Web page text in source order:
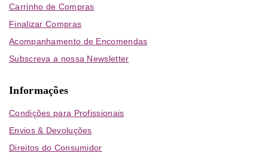
Carrinho de Compras
Finalizar Compras
Acompanhamento de Encomendas
Subscreva a nossa Newsletter
Informações
Condições para Profissionais
Envios & Devoluções
Direitos do Consumidor